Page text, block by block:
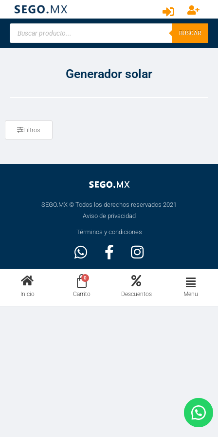
BUSCAR
Generador solar
Filtros
SEGO.MX © Todos los derechos reservados 2021
Aviso de privacidad
Términos y condiciones
Inicio Carrito Descuentos Menu